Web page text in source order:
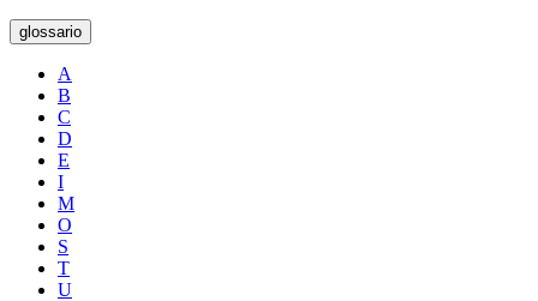
glossario
A
B
C
D
E
I
M
O
S
T
U